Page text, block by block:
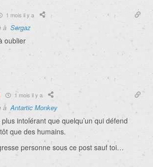
1 mois il y a
à Sergaz
oublier
1 mois il y a
àAntartic Monkey
plus intolérant que quelqu’un qui défend
que des humains.
personne sous ce post sauf toi…